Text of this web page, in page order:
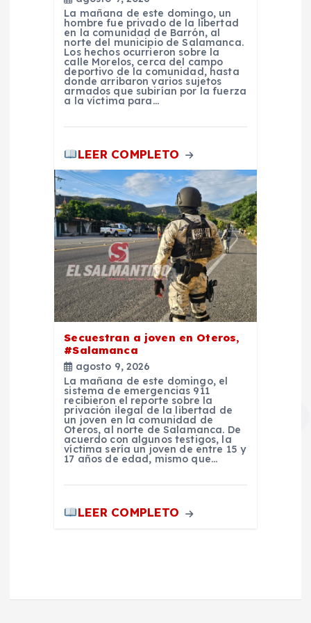
La mañana de este domingo, un
hombre fue privado de la libertad
en la comunidad de Barrón, al
norte del municipio de Salamanca.
Los hechos ocurrieron sobre la
calle Morelos, cerca del campo
deportivo de la comunidad, hasta
donde arribaron varios sujetos
armados que subirían por la fuerza
a la víctima para…
LEER COMPLETO
Secuestran a joven en Oteros,
#Salamanca
agosto 9, 2026
La mañana de este domingo, el
sistema de emergencias 911
recibieron el reporte sobre la
privación ilegal de la libertad de
un joven en la comunidad de
Oteros, al norte de Salamanca. De
acuerdo con algunos testigos, la
víctima sería un joven de entre 15 y
17 años de edad, mismo que…
LEER COMPLETO